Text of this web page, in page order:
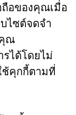
อของคุณเมื่อ
ไซต์จดจำ
ณ
ได้โดยไม่
ช้คุกกี้ตามที่